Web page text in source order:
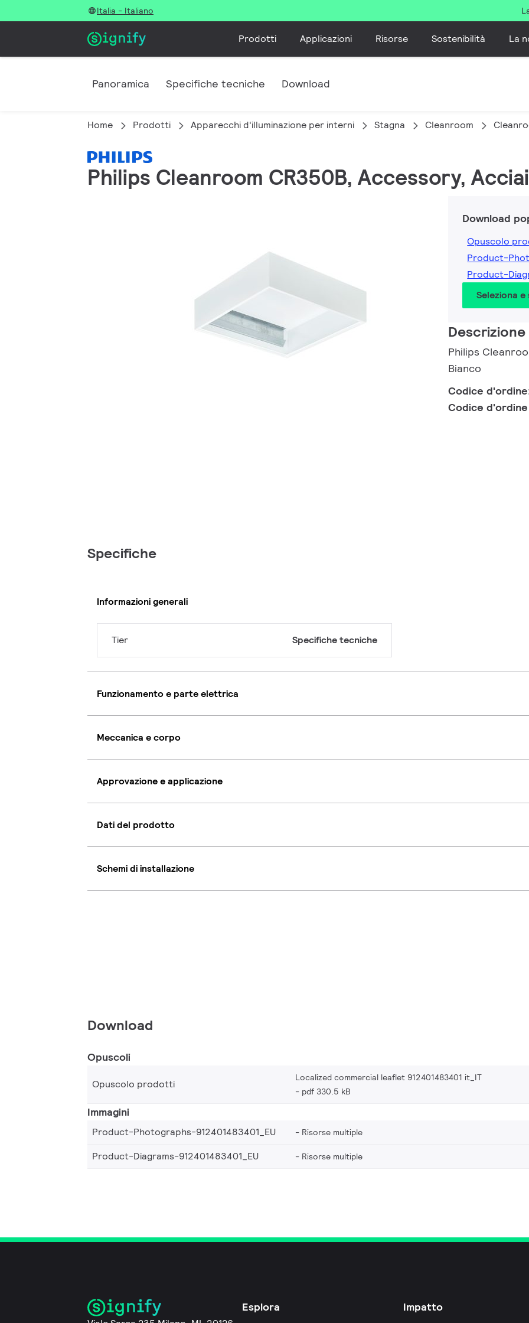
Italia - Italiano
Prodotti Applicazioni Risorse Sostenibilità La
Panoramica Specifiche tecniche Download
Home Prodotti Apparecchi d'illuminazione per interni Stagna Cleanroom
Philips Cleanroom CR350B, Accessory,
Download
Opuscolo
Product-
Product-
Seleziona
Philips
Bianco
Codice
Codice
Specifiche
Informazioni generali
Tier Specifiche tecniche
Funzionamento e parte elettrica
Meccanica e corpo
Approvazione e applicazione
Dati del prodotto
Schemi di installazione
Download
Opuscoli
Opuscolo prodotti
Localized commercial leaflet 912401483401 it_IT
pdf 330.5 kB
Immagini
Product-Photographs-912401483401_EU Risorse multiple
Product-Diagrams-912401483401_EU
Risorse multiple
Esplora Impatto